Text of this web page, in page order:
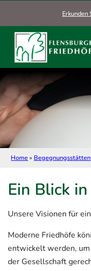
Zum Hauptinhalt
Zum Footer springenErkunden
Home» Begegnungsstätten
Ein Blick
Unsere Visionen für
Moderne Friedhöfe
entwickelt werden,
der Gesellschaft